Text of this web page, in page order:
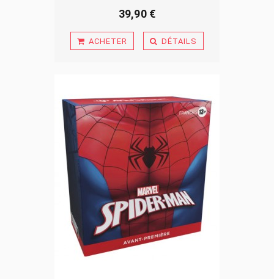
39,90 €
ACHETER DÉTAILS